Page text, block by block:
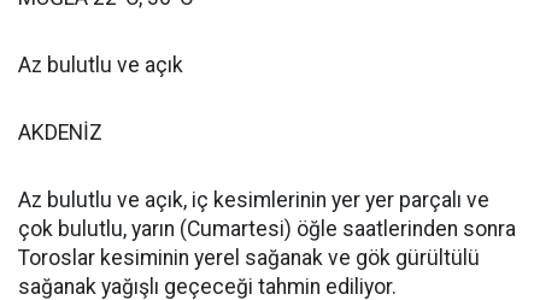
Az bulutlu ve açık
AKDENİZ
Az bulutlu ve açık, iç kesimlerinin yer yer parçalı ve
çok bulutlu, yarın (Cumartesi) öğle saatlerinden sonra
Toroslar kesiminin yerel sağanak ve gök gürültülü
sağanak yağışlı geçeceği tahmin ediliyor.